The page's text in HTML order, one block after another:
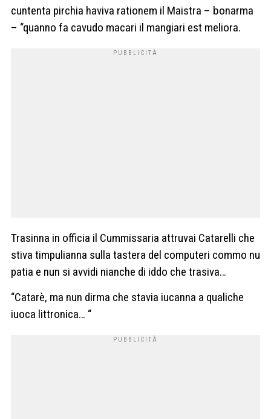
cuntenta pirchia haviva rationem il Maistra – bonarma
– “quanno fa cavudo macari il mangiari est meliora.
Trasinna in officia il Cummissaria attruvai Catarelli che
stiva timpulianna sulla tastera del computeri commo nu
patia e nun si avvidi nianche di iddo che trasiva…
“Catarè, ma nun dirma che stavia iucanna a qualiche
iuoca littronica… “